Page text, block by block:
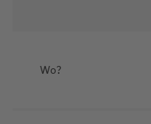
Wo?